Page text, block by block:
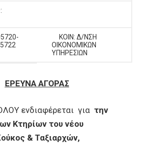
ΚΟΙΝ: Δ/ΝΣΗ
ΟΙΚΟΝΟΜΙΚΩΝ
ΥΠΗΡΕΣΙΩΝ
ΕΡΕΥΝΑ ΑΓΟΡΑΣ
ενδιαφέρεται για την
Κτηρίων του νέου
& Ταξιαρχών,